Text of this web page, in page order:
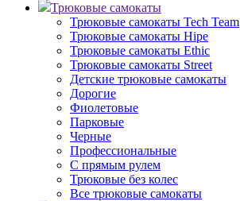
Трюковые самокаты
Трюковые самокаты Tech Team
Трюковые самокаты Hipe
Трюковые самокаты Ethic
Трюковые самокаты Street
Детские трюковые самокаты
Дорогие
Фиолетовые
Парковые
Черные
Профессиональные
С прямым рулем
Трюковые без колес
Все трюковые самокаты